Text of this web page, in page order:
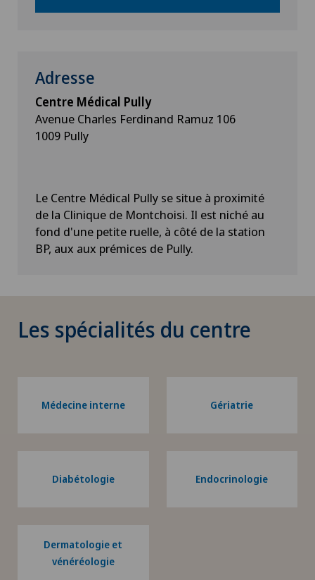
Adresse
Centre Médical Pully
Avenue Charles Ferdinand Ramuz 106
1009 Pully
Le Centre Médical Pully se situe à proximité
de la Clinique de Montchoisi. Il est niché au
fond d'une petite ruelle, à côté de la station
BP, aux aux prémices de Pully.
Les spécialités du centre
Médecine interne Gériatrie
Diabétologie Endocrinologie
Dermatologie et
vénéréologie